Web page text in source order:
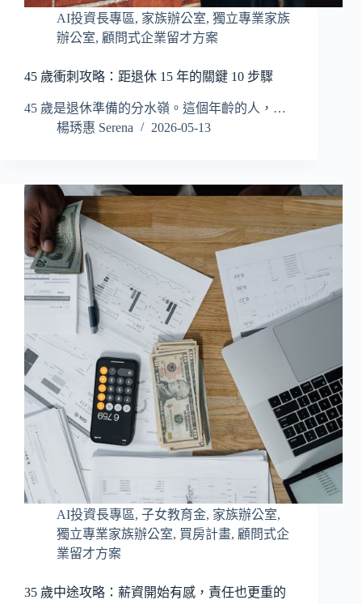
AI投資長專區, 家族辦公室, 獨立專業家族
辦公室, 顧問式企業留才方案
45 歲衝刺攻略：距退休 15 年的關鍵 10 步驟
45 歲是退休準備的分水嶺。這個年齡的人，…
楊琇惠 Serena
2026-05-13
AI投資長專區, 子女教育金, 家族辦公室,
獨立專業家族辦公室, 買房計畫, 顧問式企
業留才方案
35 歲中途攻略：薪資開始有感，責任也更重的